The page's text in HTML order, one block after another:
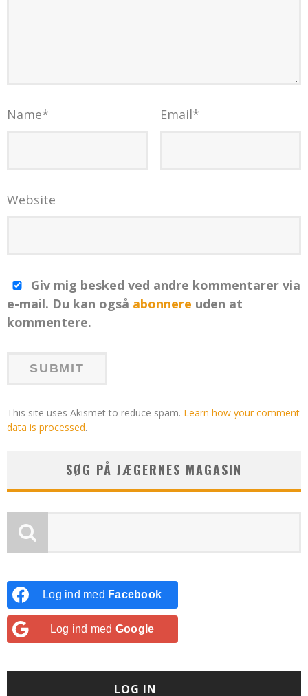
Name* Email*
Website
Giv mig besked ved andre kommentarer via
e-mail. Du kan også abonnere uden at
kommentere.
This site uses Akismet to reduce spam. Learn how your comment
data is processed.
SØG PÅ JÆGERNES MAGASIN
Log ind med Facebook
Log ind med Google
LOG IN